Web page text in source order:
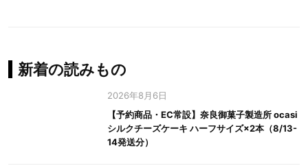
新着の読みもの
2026年8月6日
【予約商品・EC常設】奈良御菓子製造所 ocasi
シルクチーズケーキ ハーフサイズ×2本（8/13-
14発送分）